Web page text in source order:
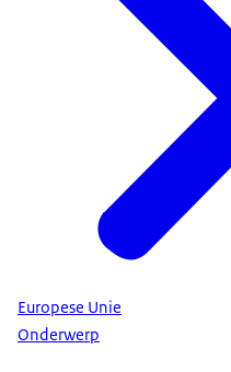
Europese Unie
Onderwerp